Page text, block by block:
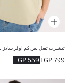
559 EGP 799 EGP